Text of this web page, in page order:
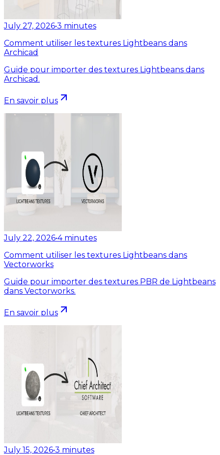
July 27, 2026•3 minutes
Comment utiliser les textures Lightbeans dans
Archicad
Guide pour importer des textures Lightbeans dans
Archicad.
En savoir plus
July 22, 2026•4 minutes
Comment utiliser les textures Lightbeans dans
Vectorworks
Guide pour importer des textures PBR de Lightbeans
dans Vectorworks.
En savoir plus
July 15, 2026•3 minutes